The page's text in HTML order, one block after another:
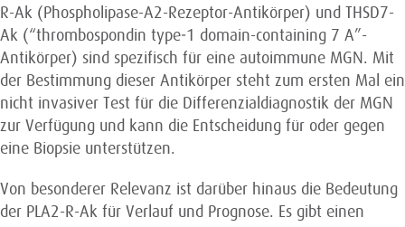
R-Ak (Phospholipase-A2-Rezeptor-Antikörper) und THSD7-
Ak (“thrombospondin type‑1 domain-containing 7 A”-
Antikörper) sind spezifisch für eine autoimmune MGN. Mit
der Bestimmung dieser Antikörper steht zum ersten Mal ein
nicht invasiver Test für die Differenzia­l­diagnostik der MGN
zur Verfügung und kann die Entscheidung für oder gegen
eine Biopsie unterstützen.
Von besonderer Relevanz ist darüber hinaus die Bedeutung
der PLA2-R-Ak für Verlauf und Prognose. Es gibt einen